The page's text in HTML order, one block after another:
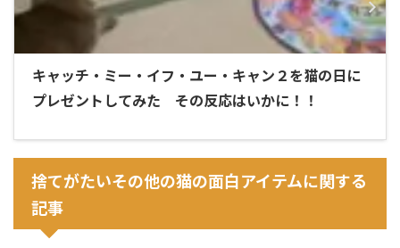
キャッチ・ミー・イフ・ユー・キャン２を猫の日に
プレゼントしてみた その反応はいかに！！
捨てがたいその他の猫の面白アイテムに関する
記事